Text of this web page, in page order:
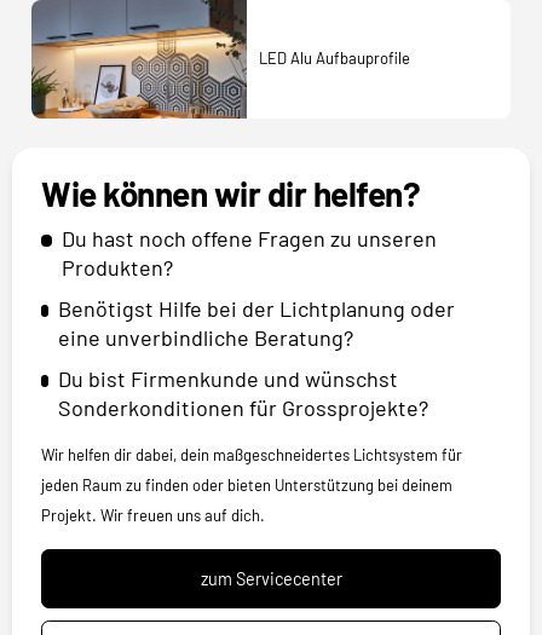
LED Alu Aufbauprofile
Wie können wir dir helfen?
Du hast noch offene Fragen zu unseren
Produkten?
Benötigst Hilfe bei der Lichtplanung oder
eine unverbindliche Beratung?
Du bist Firmenkunde und wünschst
Sonderkonditionen für Grossprojekte?
Wir helfen dir dabei, dein maßgeschneidertes Lichtsystem für
jeden Raum zu finden oder bieten Unterstützung bei deinem
Projekt. Wir freuen uns auf dich.
zum Servicecenter